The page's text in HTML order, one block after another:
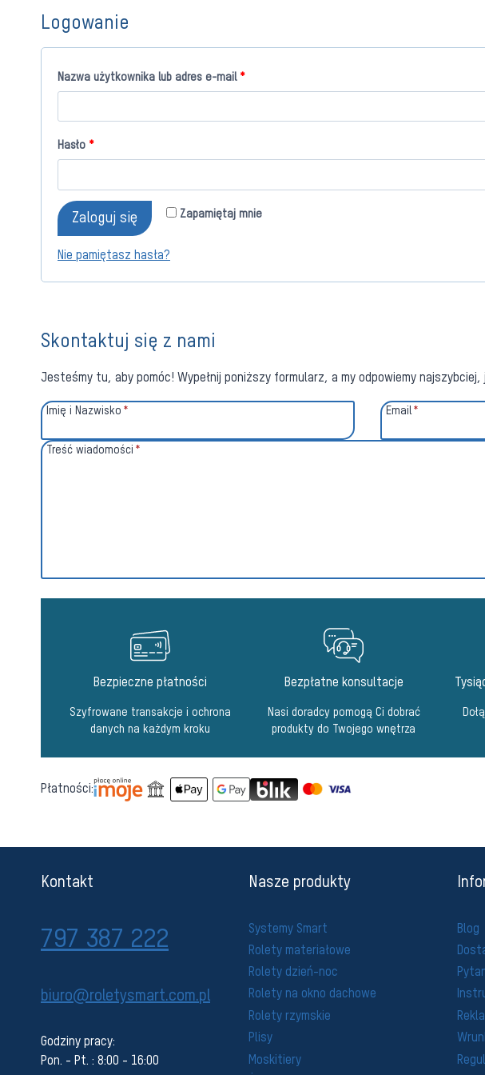
Logowanie
Nazwa użytkownika lub adres e-mail *W
a
a
Hasło *W
m
a
g
a
e
Zapamiętaj mnie
Zaloguj się
Nie pamiętasz hasła?
Skontaktuj się z nami
Jesteśmy tu, aby pomóc! Wypełnij poniższy formularz, a my odpowiemy najszybciej,
Imię i Nazwisko * Email *
Treść wiadomości *
Bezpieczne płatności
Szyfrowane transakcje i ochrona
danych na każdym kroku
Bezpłatne konsultacje
Nasi doradcy pomogą Ci dobrać
produkty do Twojego wnętrza
Płatności:
Kontakt
797 387 222
biuro@roletysmart.com.pl
Godziny pracy:
Pon. - Pt. : 8:00 - 16:00
Nasze produkty
Systemy Smart
Rolety materiałowe
Rolety dzień-noc
Rolety na okno dachowe
Rolety rzymskie
Plisy
Moskitiery
Blog